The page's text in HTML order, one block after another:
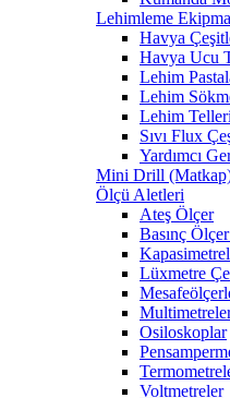
Lehimleme
Havya
Havya Ucu
Lehim
Lehim
Lehim Telleri
Sıvı Flux
Yardımcı
Mini Drill
Ölçü Aletleri
Ateş Ölçer
Basınç
Lüxmetre
Osiloskoplar
Voltmetreler